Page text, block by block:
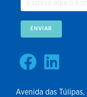
ENVIAR
Avenida das Túlipas,